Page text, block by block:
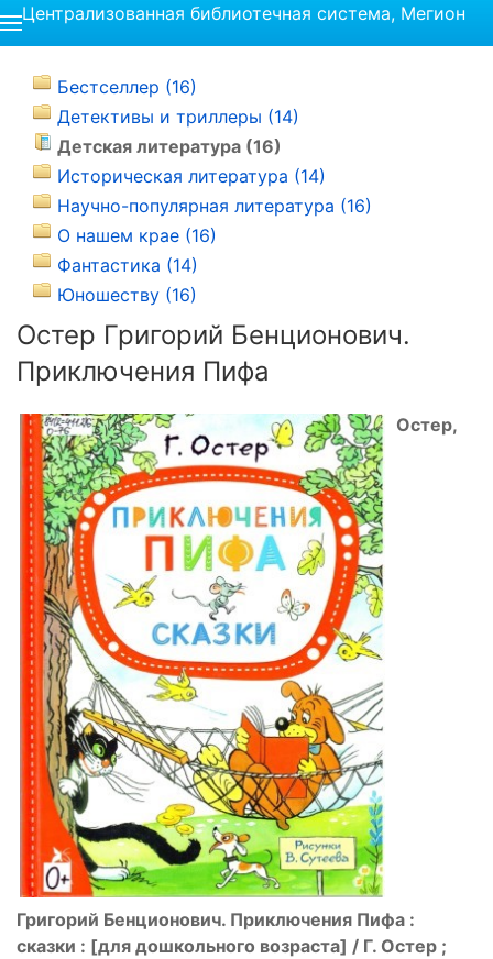
Централизованная библиотечная система, Мегион
Бестселлер (16)
Детективы и триллеры (14)
Детская литература (16)
Историческая литература (14)
Научно-популярная литература (16)
О нашем крае (16)
Фантастика (14)
Юношеству (16)
Остер Григорий Бенционович.
Приключения Пифа
Остер,
Григорий Бенционович. Приключения Пифа :
сказки : [для дошкольного возраста] / Г. Остер ;